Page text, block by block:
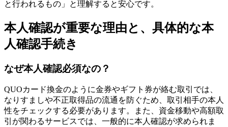
と行われるもの」と理解すると安心です。
本人確認が重要な理由と、具体的な本
人確認手続き
なぜ本人確認必須なの？
QUOカード換金のように金券やギフト券が絡む取引では、
なりすましや不正取得品の流通を防ぐため、取引相手の本人
性をチェックする必要があります。また、資金移動や高額取
引が関わるサービスでは、一般的に本人確認が求められま